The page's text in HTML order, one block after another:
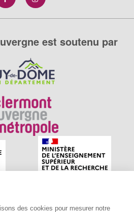
des cookies pour mesurer notre
est soutenu par
le réseau social des amateurs